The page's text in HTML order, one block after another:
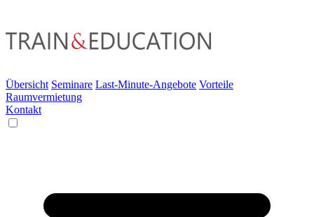
Übersicht Seminare Last-Minute-Angebote Vorteile
Raumvermietung
Kontakt